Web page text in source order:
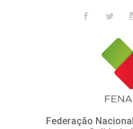
Skip to main content
Federação